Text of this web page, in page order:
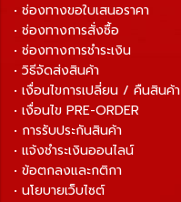
• ช่องทางขอใบเสนอราคา
• ช่องทางการสั่งซื้อ
• ช่องทางการชำระเงิน
• วิธีจัดส่งสินค้า
• เงื่อนไขการเปลี่ยน / คืนสินค้า
• เงื่อนไข PRE-ORDER
• การรับประกันสินค้า
• แจ้งชำระเงินออนไลน์
• ข้อตกลงและกติกา
• นโยบายเว็บไซต์